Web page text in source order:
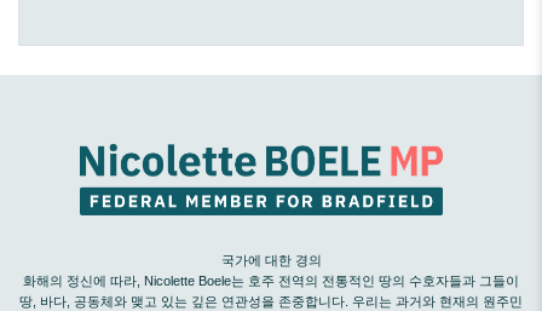
국가에 대한 경의
화해의 정신에 따라, Nicolette Boele는 호주 전역의 전통적인 땅의 수호자들과 그들이
땅, 바다, 공동체와 맺고 있는 깊은 연관성을 존중합니다. 우리는 과거와 현재의 원주민